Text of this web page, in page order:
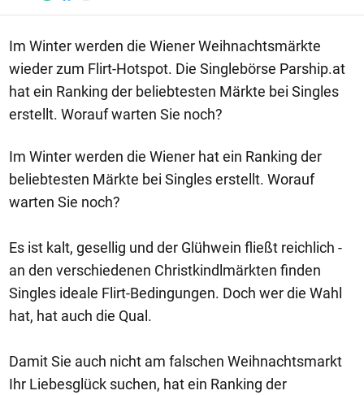
Im Winter werden die Wiener Weihnachtsmärkte
wieder zum Flirt-Hotspot. Die Singlebörse Parship.at
hat ein Ranking der beliebtesten Märkte bei Singles
erstellt. Worauf warten Sie noch?
Im Winter werden die Wiener hat ein Ranking der
beliebtesten Märkte bei Singles erstellt. Worauf
warten Sie noch?
Es ist kalt, gesellig und der Glühwein fließt reichlich -
an den verschiedenen Christkindlmärkten finden
Singles ideale Flirt-Bedingungen. Doch wer die Wahl
hat, hat auch die Qual.
Damit Sie auch nicht am falschen Weihnachtsmarkt
Ihr Liebesglück suchen, hat ein Ranking der